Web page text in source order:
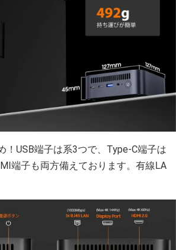
！USB端子は系3つで、Type-C端子は
端子も両方備えております。有線LA